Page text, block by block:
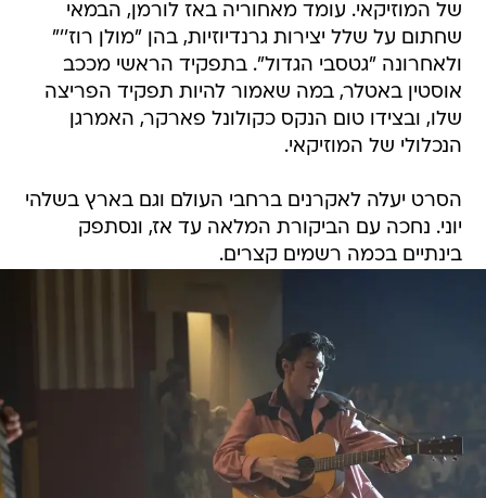
של המוזיקאי. עומד מאחוריה באז לורמן, הבמאי
שחתום על שלל יצירות גרנדיוזיות, בהן "מולן רוז''"
ולאחרונה "גטסבי הגדול". בתפקיד הראשי מככב
אוסטין באטלר, במה שאמור להיות תפקיד הפריצה
שלו, ובצידו טום הנקס כקולונל פארקר, האמרגן
הנכלולי של המוזיקאי.
הסרט יעלה לאקרנים ברחבי העולם וגם בארץ בשלהי
יוני. נחכה עם הביקורת המלאה עד אז, ונסתפק
בינתיים בכמה רשמים קצרים.